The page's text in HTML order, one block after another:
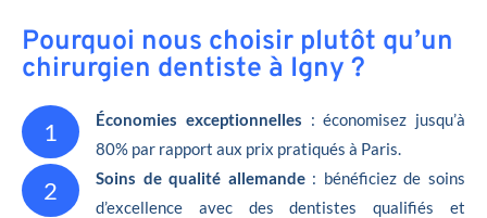
Pourquoi nous choisir plutôt qu’un
chirurgien dentiste à Igny ?
1 Économies exceptionnelles : économisez jusqu’à
80% par rapport aux prix pratiqués à Paris.
2 Soins de qualité allemande: bénéficiez de soins
d’excellence avec des dentistes qualifiés et